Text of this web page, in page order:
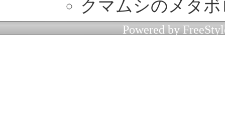
クマムシのメタ
Powered by